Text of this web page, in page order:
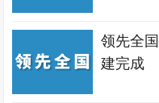
领先全
建完成